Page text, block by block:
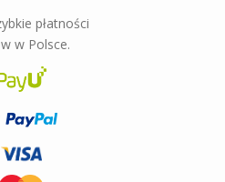
płatności
w Polsce.